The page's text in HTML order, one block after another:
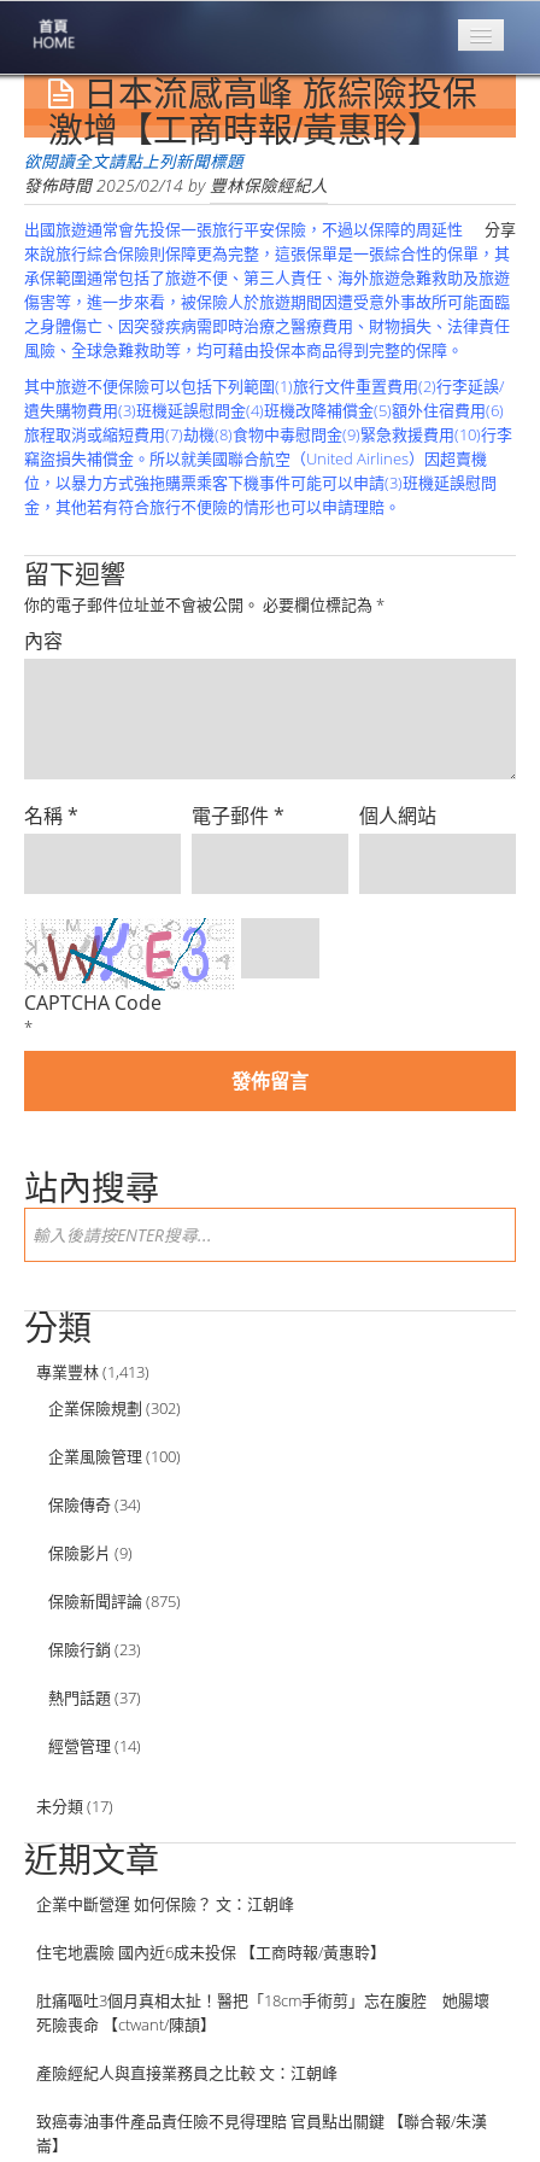
專業豐林
Professional
保險大家談
1386集
台灣商業保險
第一品牌
關於豐林
About
服務項目
Service
火災保額
估算系統
商品簡介
日本流感高峰 旅綜險投保
激增【工商時報/黃惠聆】
欲閱讀全文請點上列新聞標題
發佈時間2025/02/14 by 豐林保險經紀人
分享
出國旅遊通常會先投保一張旅行平安保險，不過以保障的周延性
來說旅行綜合保險則保障更為完整，這張保單是一張綜合性的保單，其
承保範圍通常包括了旅遊不便、第三人責任、海外旅遊急難救助及旅遊
傷害等，進一步來看，被保險人於旅遊期間因遭受意外事故所可能面臨
之身體傷亡、因突發疾病需即時治療之醫療費用、財物損失、法律責任
風險、全球急難救助等，均可藉由投保本商品得到完整的保障。
其中旅遊不便保險可以包括下列範圍(1)旅行文件重置費用(2)行李延誤/
遺失購物費用(3)班機延誤慰問金(4)班機改降補償金(5)額外住宿費用(6)
旅程取消或縮短費用(7)劫機(8)食物中毒慰問金(9)緊急救援費用(10)行李
竊盜損失補償金。所以就美國聯合航空（United Airlines）因超賣機
位，以暴力方式強拖購票乘客下機事件可能可以申請(3)班機延誤慰問
金，其他若有符合旅行不便險的情形也可以申請理賠。
留下迴響
你的電子郵件位址並不會被公開。 必要欄位標記為 *
內容
名稱* 電子郵件* 個人網站
CAPTCHA Code
*
站內搜尋
分類
專業豐林(1,413)
企業保險規劃 (302)
企業風險管理 (100)
保險傳奇(34)
保險影片 (9)
保險新聞評論(875)
保險行銷 (23)
熱門話題(37)
經營管理 (14)
未分類(17)
近期文章
企業中斷營運 如何保險？ 文：江朝峰
住宅地震險 國內近6成未投保 【工商時報/黃惠聆】
肚痛嘔吐3個月真相太扯！醫把「18cm手術剪」忘在腹腔 她腸壞
死險喪命 【ctwant/陳頡】
產險經紀人與直接業務員之比較 文：江朝峰
致癌毒油事件產品責任險不見得理賠 官員點出關鍵 【聯合報/朱漢
崙】